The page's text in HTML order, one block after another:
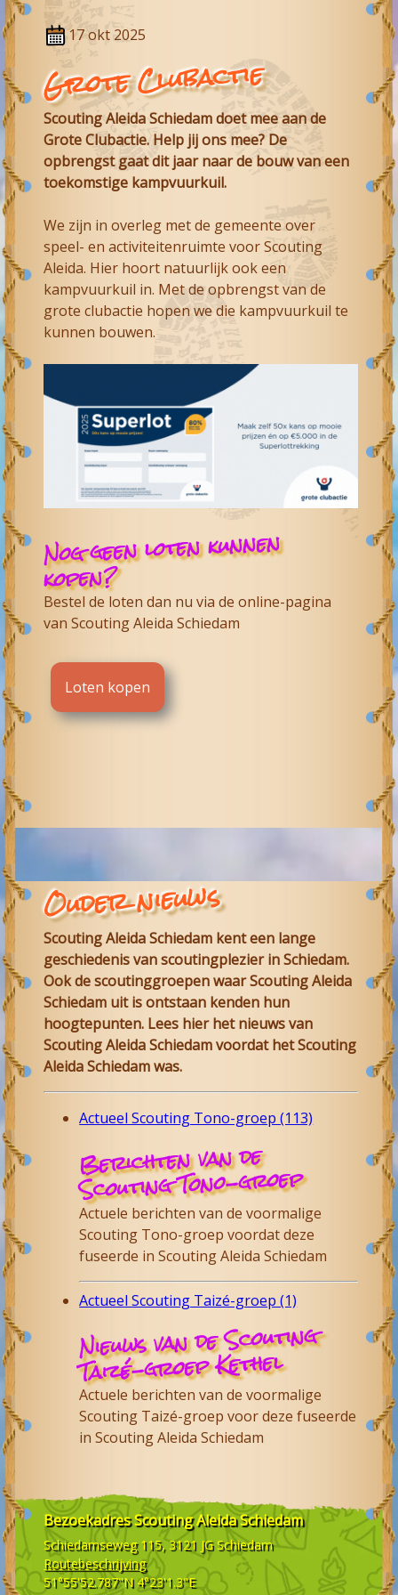
17 okt 2025
Grote Clubactie
Scouting Aleida Schiedamdoet mee aan de
Grote Clubactie. Help jij ons mee? De
opbrengst gaat dit jaar naar de bouw van een
toekomstige kampvuurkuil.
We zijn in overleg met de gemeente over
speel- en activiteitenruimte voor Scouting
Aleida. Hier hoort natuurlijk ook een
kampvuurkuil in. Met de opbrengst van de
grote clubactie hopen we die kampvuurkuil te
kunnen bouwen.
Nog geen loten kunnen
kopen?
Bestel de loten dan nu via de online-pagina
vanScouting Aleida Schiedam
Loten kopen
Ouder nieuws
Scouting Aleida Schiedam kent een lange
geschiedenis van scoutingplezier inSchiedam.
Ook de scoutinggroepen waarScouting Aleida
Schiedam uit is ontstaan kenden hun
hoogtepunten. Lees hier het nieuws van
Scouting AleidaSchiedamvoordat het Scouting
Aleida Schiedam was.
Actueel Scouting Tono-groep (113)
Berichten van de
Scouting Tono-groep
Actuele berichten van de voormalige
Scouting Tono-groep voordat deze
fuseerde in Scouting Aleida Schiedam
Actueel Scouting Taizé-groep (1)
Nieuws van de Scouting
Taizé-groep Kethel
Actuele berichten van de voormalige
Scouting Taizé-groep voor deze fuseerde
in Scouting Aleida Schiedam
BezoekadresScouting Aleida Schiedam
Schiedamseweg 115, 3121 JG Schiedam
Routebeschrijving
51°55'52.787"N 4°23'1.3"E